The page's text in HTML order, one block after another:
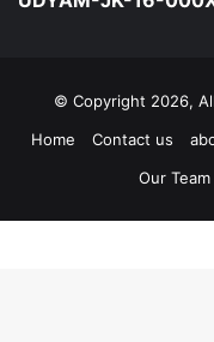
© Copyright 2026,
Home
Contact us
Our Team